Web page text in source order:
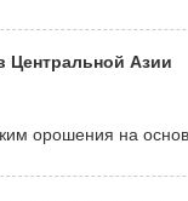
Центральной Азии
орошения на